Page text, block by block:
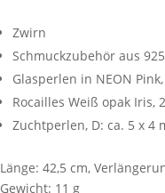
Zwirn
Schmuckzubehör aus
Glasperlen in NEON
Rocailles Weiß opak Iris,
Zuchtperlen, D: ca. 5 x 4
Länge: 42,5 cm,
Gewicht: 11 g